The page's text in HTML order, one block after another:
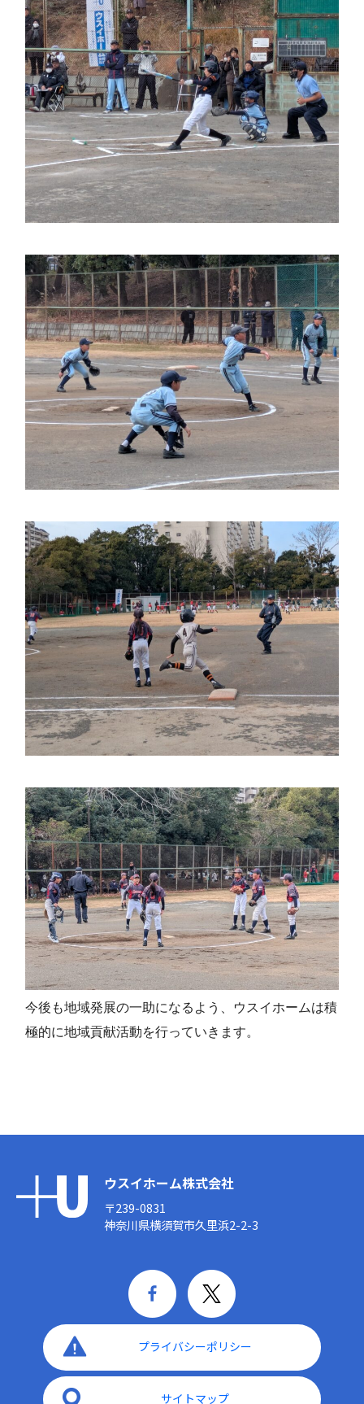
今後も地域発展の一助になるよう、ウスイホームは積
極的に地域貢献活動を行っていきます。
ウスイホーム株式会社
〒239-0831
神奈川県横須賀市久里浜2-2-3
プライバシーポリシー
サイトマップ